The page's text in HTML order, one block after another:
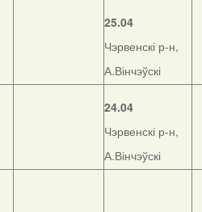
25.04
Чэрвенскі р-н,
А.Вінчэўскі
24.04
Чэрвенскі р-н,
А.Вінчэўскі